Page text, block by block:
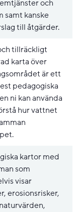
och
samt kanske
till åtgärder.
fönster.
tillräckligt
karta över
är ett
pedagogiska
ni kan använda
hur vattnet
kartor med
som
visar
erosionsrisker,